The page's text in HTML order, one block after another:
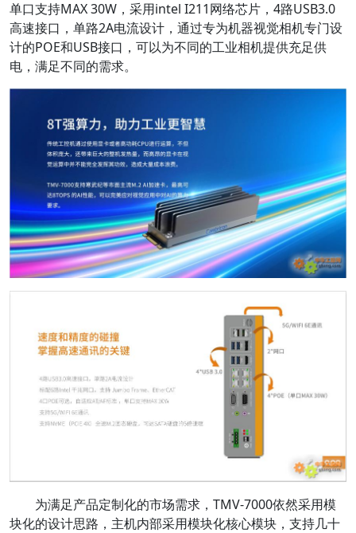
单口支持MAX 30W，采用intel I211网络芯片，4路USB3.0
高速接口，单路2A电流设计，通过专为机器视觉相机专门设
计的POE和USB接口，可以为不同的工业相机提供充足供
电，满足不同的需求。
为满足产品定制化的市场需求，TMV-7000依然采用模
块化的设计思路，主机内部采用模块化核心模块，支持几十